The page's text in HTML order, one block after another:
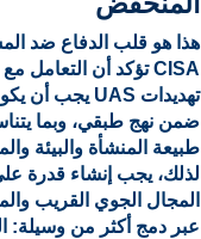
هذا هو قلب الدفاع ضد
CISAتؤكد أن التعامل مع
تهديدات UAS يجب أن
ضمن نهج طبقي، وبما
طبيعة المنشأة والبيئة
لذلك، يجب إنشاء قدرة
المجال الجوي القريب
عبر دمج أكثر من وسيلة: